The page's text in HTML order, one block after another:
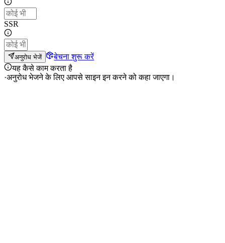
SSR
अनुरोध भेजें
बेचना शुरू करें
यह कैसे काम करता है
·अनुरोध भेजने के लिए आपसे साइन इन करने को कहा जाएगा।